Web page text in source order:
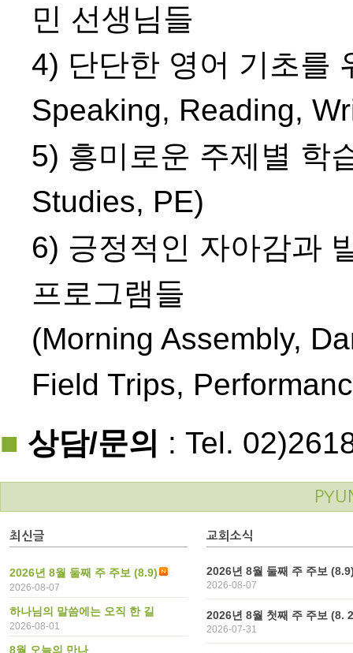
민 선생님들
4) 단단한 영어 기초를
Speaking, Reading,
5) 흥미로운 주제별 학
Studies, PE)
6) 긍정적인 자아감과
프로그램들
(Morning Assembly,
Field Trips,
■ 상담/문의 : Tel.
최신글
2026년 8월 둘째 주 주보 (8.9)
2026-08-07
하나님의 말씀에는 오직 한 길
2026-08-01
8월 오늘의 만나
교회소식
2026년 8월 둘째 주 주보
2026-08-07
2026년 8월 첫째 주 주보 (8.
2026-07-31